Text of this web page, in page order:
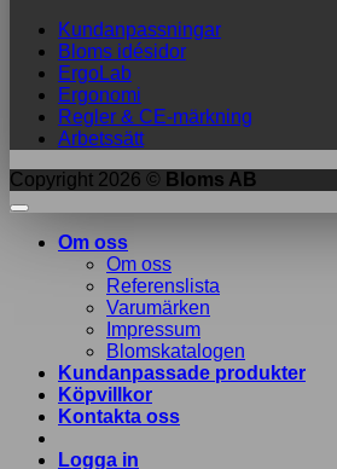
Kundanpassningar
Bloms idésidor
ErgoLab
Ergonomi
Regler & CE-märkning
Arbetssätt
Copyright 2026 © Bloms AB
Om oss
Om oss
Referenslista
Varumärken
Impressum
Blomskatalogen
Kundanpassade produkter
Köpvillkor
Kontakta oss
Logga in